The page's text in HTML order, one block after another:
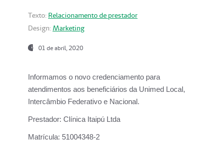
Texto: Relacionamento de prestador
Design: Marketing
01 de abril, 2020
Informamos o novo credenciamento para
atendimentos aos beneficiários da Unimed Local,
Intercâmbio Federativo e Nacional.
Prestador: Clínica Itaipú Ltda
Matrícula: 51004348-2